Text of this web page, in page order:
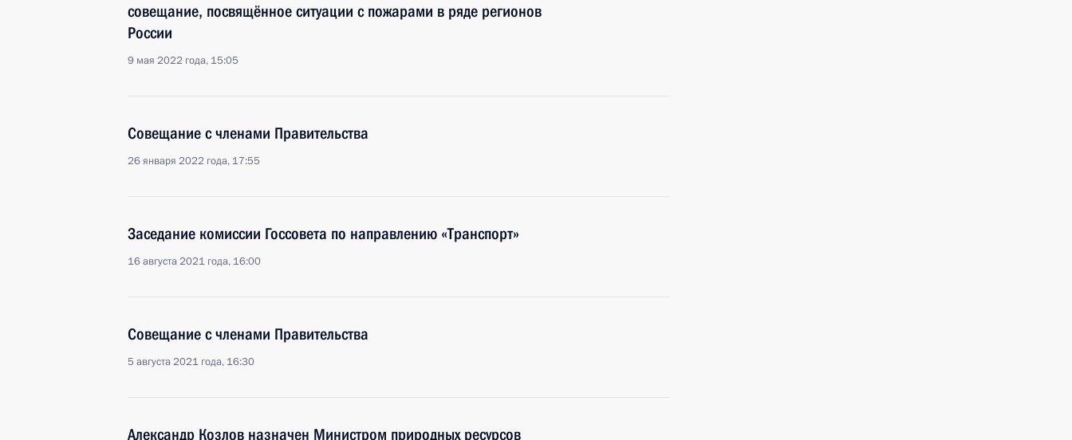
совещание, посвящённое ситуации с пожарами в ряде регионов
России
9 мая 2022 года, 15:05
Совещание с членами Правительства
26 января 2022 года, 17:55
Заседание комиссии Госсовета по направлению «Транспорт»
16 августа 2021 года, 16:00
Совещание с членами Правительства
5 августа 2021 года, 16:30
Александр Козлов назначен Министром природных ресурсов